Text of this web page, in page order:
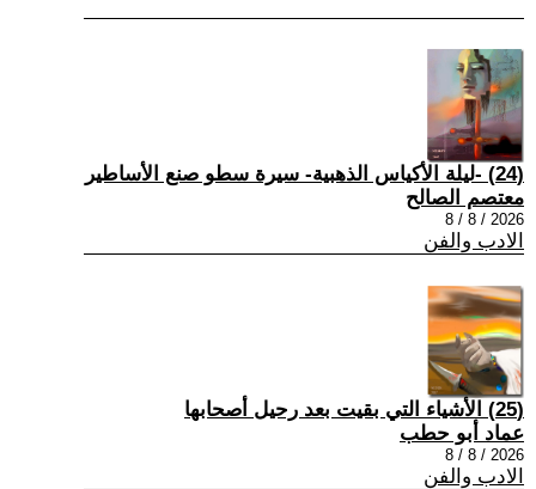
(24) -ليلة الأكياس الذهبية- سيرة سطو صنع الأساطير
معتصم الصالح
2026 / 8 / 8
الادب والفن
(25) الأشياء التي بقيت بعد رحيل أصحابها
عماد أبو حطب
2026 / 8 / 8
الادب والفن